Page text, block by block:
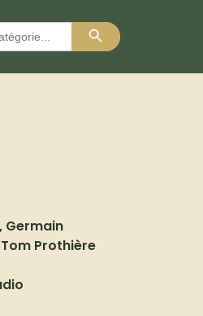
Search Button
Germain
Prothière